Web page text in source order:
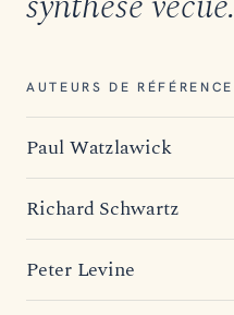
AUTEURS DE RÉFÉRENCE
Paul Watzlawick
Richard Schwartz
Peter Levine